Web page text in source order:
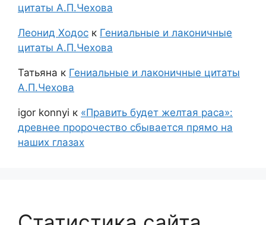
цитаты А.П.Чехова
Леонид Ходос к Гениальные и лаконичные
цитаты А.П.Чехова
Татьяна к Гениальные и лаконичные цитаты
А.П.Чехова
igor konnyi к «Править будет желтая раса»:
древнее пророчество сбывается прямо на
наших глазах